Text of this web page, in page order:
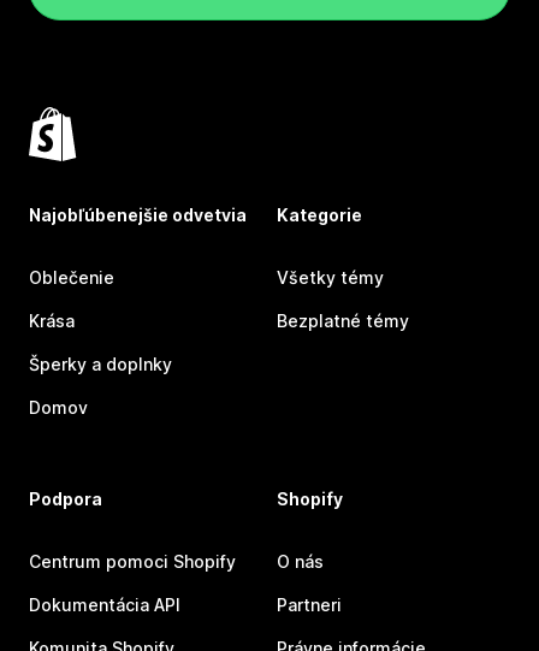
Najobľúbenejšie odvetvia
Oblečenie
Krása
Šperky a doplnky
Domov
Kategorie
Všetky témy
Bezplatné témy
Podpora
Centrum pomoci Shopify
Dokumentácia API
Shopify
O nás
Partneri